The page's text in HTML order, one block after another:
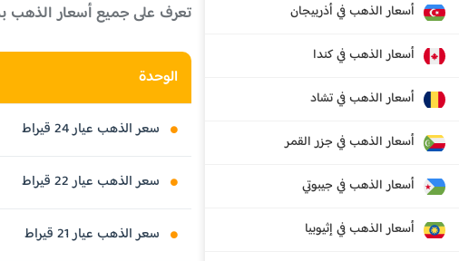
أسعار الذهب في أذربيجان
أسعار الذهب في كندا
أسعار الذهب في تشاد
أسعار الذهب في جزر القمر
أسعار الذهب في جيبوتي
أسعار الذهب في إثيوبيا
تعرف على جميع أسعار الذهب
الوحدة
سعر الذهب عيار 24 قيراط
سعر الذهب عيار 22 قيراط
سعر الذهب عيار 21 قيراط